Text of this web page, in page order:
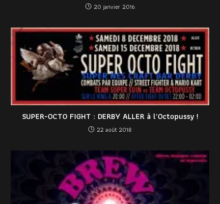
20 janvier 2016
SUPER-OCTO FIGHT : DERBY ALLER à l’Octopussy !
22 août 2018